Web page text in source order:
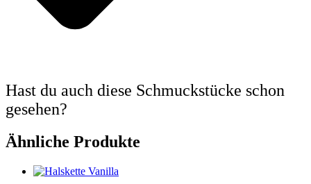
Hast du auch diese Schmuckstücke schon
gesehen?
Ähnliche Produkte